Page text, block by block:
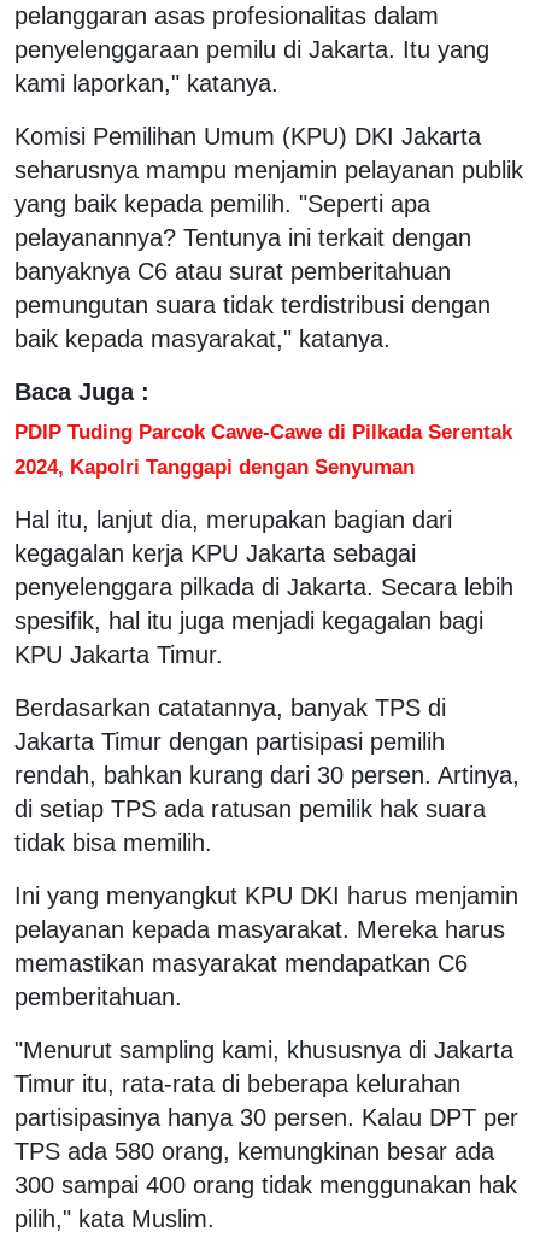
pelanggaran asas profesionalitas dalam
penyelenggaraan pemilu di Jakarta. Itu yang
kami laporkan," katanya.
Komisi Pemilihan Umum (KPU) DKI Jakarta
seharusnya mampu menjamin pelayanan publik
yang baik kepada pemilih. "Seperti apa
pelayanannya? Tentunya ini terkait dengan
banyaknya C6 atau surat pemberitahuan
pemungutan suara tidak terdistribusi dengan
baik kepada masyarakat," katanya.
Baca Juga :
PDIP Tuding Parcok Cawe-Cawe di Pilkada Serentak
2024, Kapolri Tanggapi dengan Senyuman
Hal itu, lanjut dia, merupakan bagian dari
kegagalan kerja KPU Jakarta sebagai
penyelenggara pilkada di Jakarta. Secara lebih
spesifik, hal itu juga menjadi kegagalan bagi
KPU Jakarta Timur.
Berdasarkan catatannya, banyak TPS di
Jakarta Timur dengan partisipasi pemilih
rendah, bahkan kurang dari 30 persen. Artinya,
di setiap TPS ada ratusan pemilik hak suara
tidak bisa memilih.
Ini yang menyangkut KPU DKI harus menjamin
pelayanan kepada masyarakat. Mereka harus
memastikan masyarakat mendapatkan C6
pemberitahuan.
"Menurut sampling kami, khususnya di Jakarta
Timur itu, rata-rata di beberapa kelurahan
partisipasinya hanya 30 persen. Kalau DPT per
TPS ada 580 orang, kemungkinan besar ada
300 sampai 400 orang tidak menggunakan hak
pilih," kata Muslim.